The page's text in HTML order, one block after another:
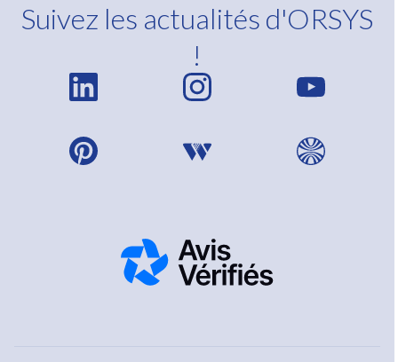
Suivez les actualités d'ORSYS
!